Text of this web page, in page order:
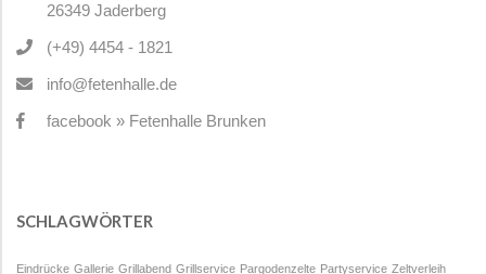
26349 Jaderberg
(+49) 4454 - 1821
info@fetenhalle.de
facebook » Fetenhalle Brunken
SCHLAGWÖRTER
Eindrücke Gallerie Grillabend Grillservice Pargodenzelte Partyservice Zeltverleih